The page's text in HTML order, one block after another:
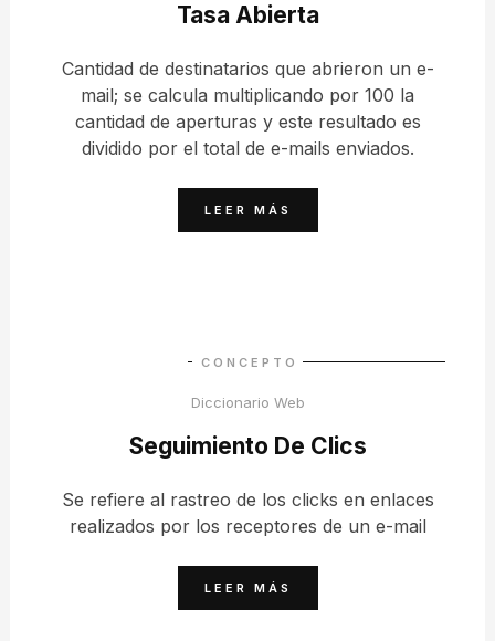
Tasa Abierta
Cantidad de destinatarios que abrieron un e-
mail; se calcula multiplicando por 100 la
cantidad de aperturas y este resultado es
dividido por el total de e-mails enviados.
LEER MÁS
CONCEPTO
Diccionario Web
Seguimiento De Clics
Se refiere al rastreo de los clicks en enlaces
realizados por los receptores de un e-mail
LEER MÁS